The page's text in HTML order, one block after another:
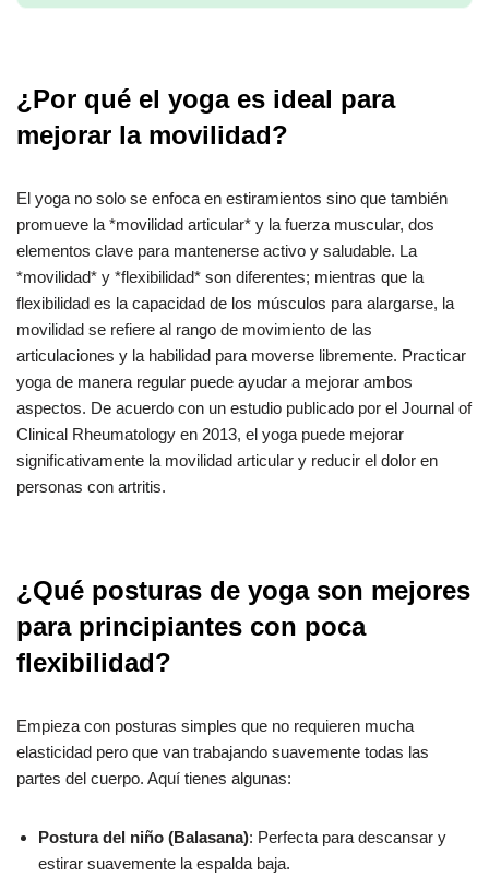
¿Por qué el yoga es ideal para
mejorar la movilidad?
El yoga no solo se enfoca en estiramientos sino que también
promueve la *movilidad articular* y la fuerza muscular, dos
elementos clave para mantenerse activo y saludable. La
*movilidad* y *flexibilidad* son diferentes; mientras que la
flexibilidad es la capacidad de los músculos para alargarse, la
movilidad se refiere al rango de movimiento de las
articulaciones y la habilidad para moverse libremente. Practicar
yoga de manera regular puede ayudar a mejorar ambos
aspectos. De acuerdo con un estudio publicado por el Journal of
Clinical Rheumatology en 2013, el yoga puede mejorar
significativamente la movilidad articular y reducir el dolor en
personas con artritis.
¿Qué posturas de yoga son mejores
para principiantes con poca
flexibilidad?
Empieza con posturas simples que no requieren mucha
elasticidad pero que van trabajando suavemente todas las
partes del cuerpo. Aquí tienes algunas:
Postura del niño (Balasana): Perfecta para descansar y
estirar suavemente la espalda baja.